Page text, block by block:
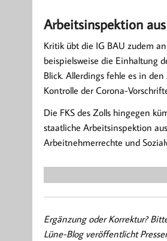
Arbeitsinspektion
Kritik übt die IG BAU zudem
beispielsweise die Einhaltung
Blick. Allerdings fehle es in
Kontrolle der Corona-
Die FKS des Zolls hingegen
staatliche Arbeitsinspektion
Arbeitnehmerrechte und
Ergänzung oder Korrektur?
Lüne-Blog veröffentlicht